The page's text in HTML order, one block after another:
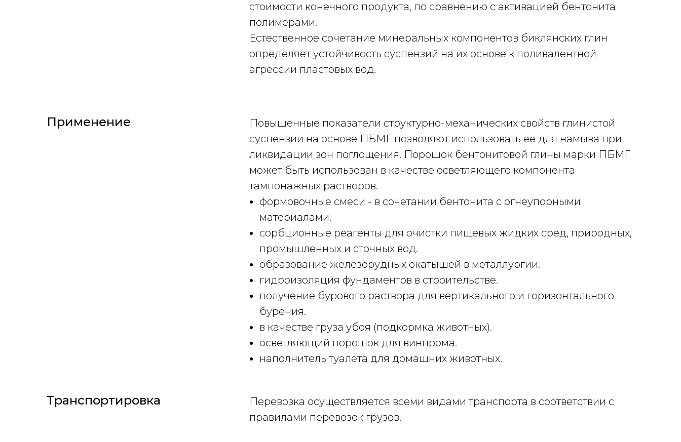
стоимости конечного продукта, по сравнению с активацией бентонита
полимерами.
Естественное сочетание минеральных компонентов биклянских глин
определяет устойчивость суспензий на их основе к поливалентной
агрессии пластовых вод.
Применение
Повышенные показатели структурно-механических свойств глинистой
суспензии на основе ПБМГ позволяют использовать ее для намыва при
ликвидации зон поглощения. Порошок бентонитовой глины марки ПБМГ
может быть использован в качестве осветляющего компонента
тампонажных растворов.
формовочные смеси - в сочетании бентонита с огнеупорными
материалами.
сорбционные реагенты для очистки пищевых жидких сред, природных,
промышленных и сточных вод.
образование железорудных окатышей в металлургии.
гидроизоляция фундаментов в строительстве.
получение бурового раствора для вертикального и горизонтального
бурения.
в качестве груза убоя (подкормка животных).
осветляющий порошок для винпрома.
наполнитель туалета для домашних животных.
Транспортировка
Перевозка осуществляется всеми видами транспорта в соответствии с
правилами перевозок грузов.